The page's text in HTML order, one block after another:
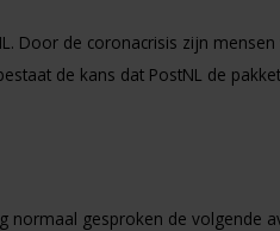
Door de coronacrisis zijn
de kans dat PostNL de
gesproken de volgende